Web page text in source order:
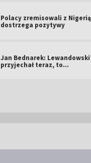
Polacy zremisowali z
dostrzega pozytywy
Jan Bednarek:
przyjechał teraz, to…